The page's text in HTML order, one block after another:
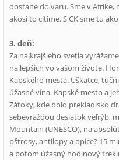
dostane do varu. Sme v
akosi to cítime. S CK sme tu
3. deň:
Za najkrajšieho svetla
najlepších vo vašom živote.
Kapského mesta. Uškatce,
úžasné vína. Kapské mesto a
Zátoky, kde bolo prekladisko
sebevraždou desiatok veľrýb,
Mountain (UNESCO), na
pštrosy, antilopy a opice? 15
a potom úžasný hodinový